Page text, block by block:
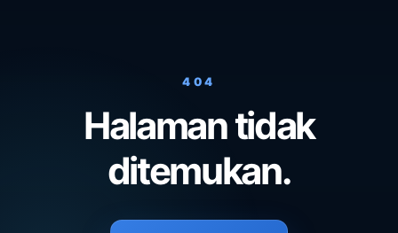
404
Halaman tidak
ditemukan.